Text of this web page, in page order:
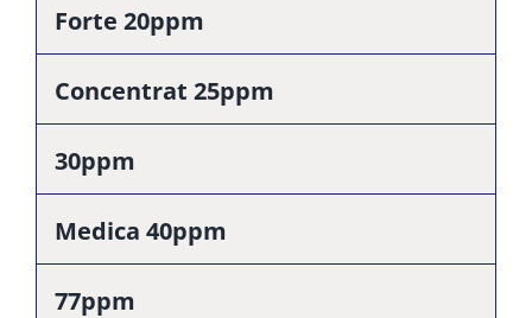
Forte 20ppm
Concentrat 25ppm
30ppm
Medica 40ppm
77ppm